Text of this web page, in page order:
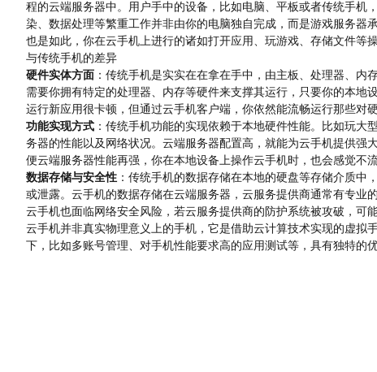
程的云端服务器中。用户手中的设备，比如电脑、平板或者传统手
染、数据处理等繁重工作并非由你的电脑独自完成，而是游戏服务
也是如此，你在云手机上进行的诸如打开应用、玩游戏、存储文件等
与传统手机的差异
硬件实体方面 ：传统手机是实实在在拿在手中，由主板、处理器、
需要你拥有特定的处理器、内存等硬件来支撑其运行，只要你的本地
运行新应用很卡顿，但通过云手机客户端，你依然能流畅运行那些对
功能实现方式 ：传统手机功能的实现依赖于本地硬件性能。比如玩
务器的性能以及网络状况。云端服务器配置高，就能为云手机提供
便云端服务器性能再强，你在本地设备上操作云手机时，也会感觉不流
数据存储与安全性 ：传统手机的数据存储在本地的硬盘等存储介质
或泄露。云手机的数据存储在云端服务器，云服务提供商通常有专业
云手机也面临网络安全风险，若云服务提供商的防护系统被攻破，可
云手机并非真实物理意义上的手机，它是借助云计算技术实现的虚
下，比如多账号管理、对手机性能要求高的应用测试等，具有独特的优